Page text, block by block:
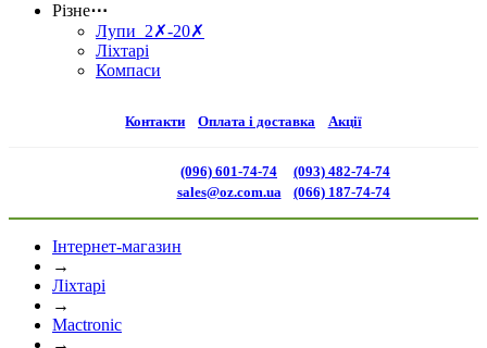
Різне⋯
Лупи 2✗-20✗
Ліхтарі
Компаси
Контакти Оплата і доставка Акції
(096) 601-74-74
sales@oz.com.ua
(093) 482-74-74
(066) 187-74-74
Інтернет-магазин
→
Ліхтарі
→
Mactronic